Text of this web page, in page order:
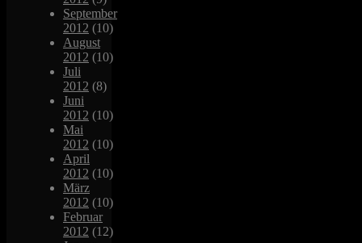
September
2012 (10)
August
2012 (10)
Juli
2012 (8)
Juni
2012 (10)
Mai
2012 (10)
April
2012 (10)
März
2012 (10)
Februar
2012 (12)